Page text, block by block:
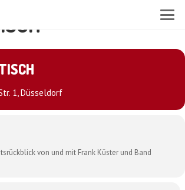
1, Düsseldorf
von und mit Frank Küster und Band